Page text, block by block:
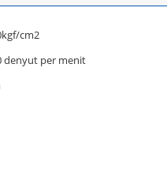
cm2
denyut per menit